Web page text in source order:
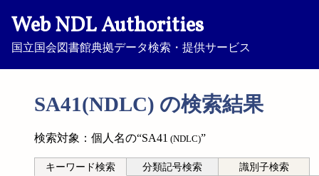
Web NDL Authorities
国立国会図書館典拠データ検索・提供サービス
SA41(NDLC) の検索結果
検索対象：個人名の“SA41 (NDLC)”
キーワード検索 分類記号検索 識別子検索